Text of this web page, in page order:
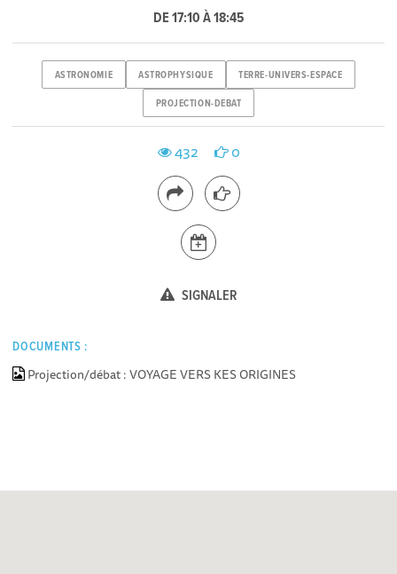
DE 17:10 À 18:45
ASTRONOMIE ASTROPHYSIQUE TERRE-UNIVERS-ESPACE
PROJECTION-DEBAT
432 0
SIGNALER
DOCUMENTS :
Projection/débat : VOYAGE VERS KES ORIGINES